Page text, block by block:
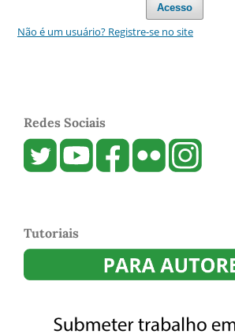
Acesso
Não é um usuário? Registre-se no site
Redes Sociais
Tutoriais